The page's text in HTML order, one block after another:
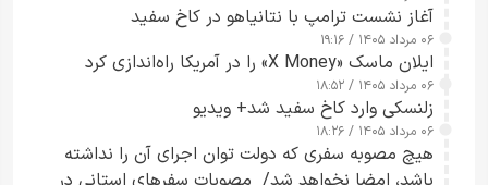
آغاز نشست ترامپ با نتانیاهو در کاخ سفید
۰۶ مرداد ۱۴۰۵ / ۱۹:۱۶
ایلان ماسک «X Money» را در آمریکا راه‌اندازی کرد
۰۶ مرداد ۱۴۰۵ / ۱۸:۵۲
زلنسکی وارد کاخ سفید شد+ ویدیو
۰۶ مرداد ۱۴۰۵ / ۱۸:۲۶
هیچ مصوبه سفری که دولت توان اجرای آن را نداشته